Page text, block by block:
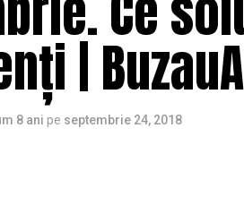
|
8 ani pe septembrie 24, 2018